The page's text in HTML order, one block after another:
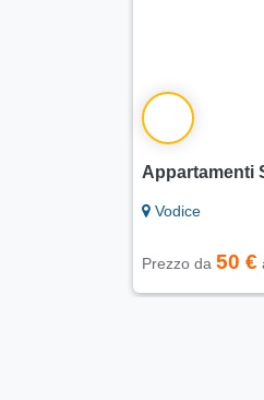
Appartamenti
Vodice
Prezzo da 50 €